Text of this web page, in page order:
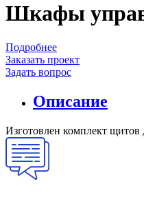
Шкафы
Подробнее
Заказать проект
Задать вопрос
Описание
Изготовлен комплект щитов